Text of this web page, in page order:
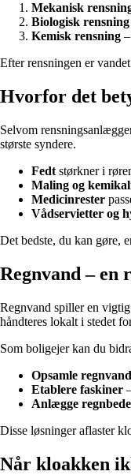
Mekanisk
Biologisk rensning
Kemisk rensning
Efter rensningen er
Hvorfor det
Selvom
største syndere.
Fedt størkner i
Maling og
Medicinrester
Vådservietter og
Det bedste, du kan gøre,
Regnvand – en
Regnvand spiller en
håndteres lokalt i stedet
Som boligejer kan du
Opsamle regnvand
Etablere faskiner
Anlægge regnbede
Disse løsninger aflaster
Når kloakken